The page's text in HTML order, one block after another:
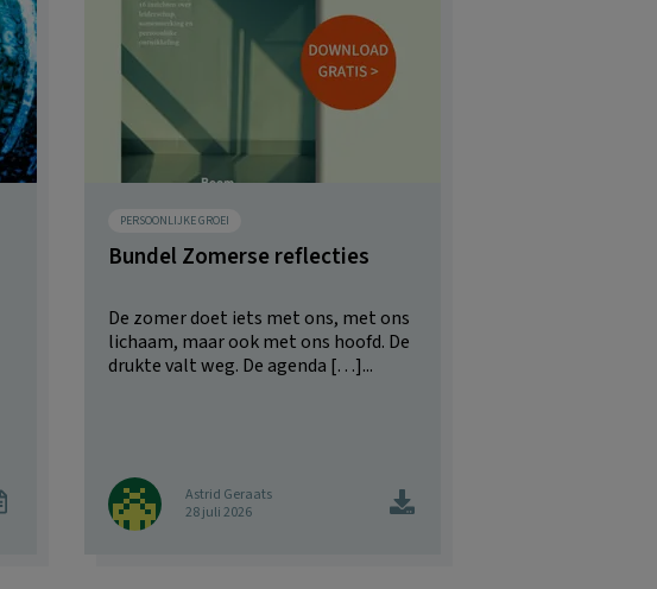
PERSOONLIJKE GROEI
Bundel Zomerse reflecties
De zomer doet iets met ons, met ons
lichaam, maar ook met ons hoofd. De
drukte valt weg. De agenda […]...
Astrid Geraats
28 juli 2026